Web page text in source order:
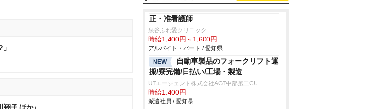
子 ほか」
正・准看護師
泉谷ふれ愛クリニック
時給1,400円～1,600円
アルバイト・パート / 愛知県
NEW
自動車製品のフォークリフト運
搬/寮完備/日払い/工場・製造
UTエージェント株式会社AGT中部第二CU
時給1,400円
派遣社員 / 愛知県